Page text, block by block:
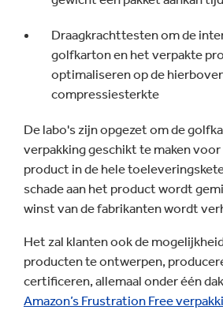
Draagkrachttesten om de
golfkarton en het verpakte
optimaliseren op de
compressiesterkte
De labo's zijn opgezet om de
verpakking geschikt te maken
product in de hele
schade aan het product wordt
winst van de fabrikanten wordt
Het zal klanten ook de
producten te ontwerpen,
certificeren, allemaal onder één
Amazon’s Frustration Free